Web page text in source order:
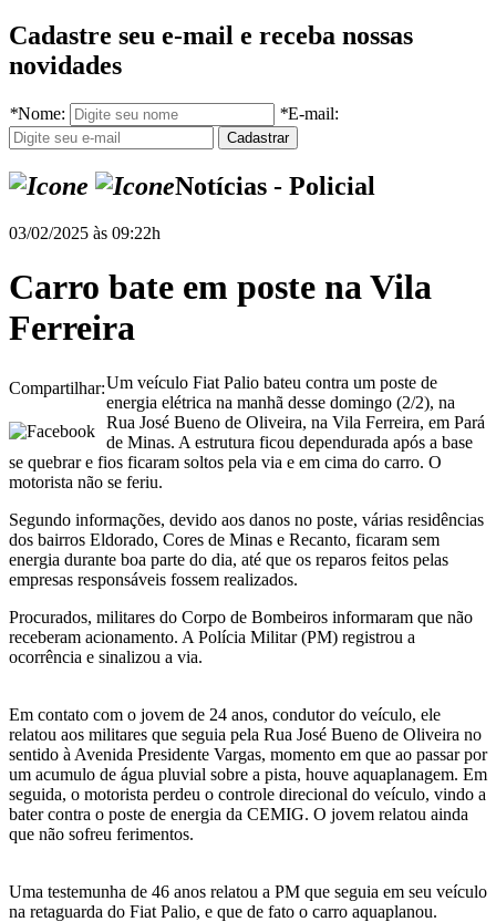
Cadastre seu e-mail e receba nossas
novidades
*Nome: *E-mail:
Notícias - Policial
03/02/2025 às 09:22h
Carro bate em poste na Vila
Ferreira
Compartilhar:Um veículo Fiat Palio bateu contra um poste de
energia elétrica na manhã desse domingo (2/2), na
Rua José Bueno de Oliveira, na Vila Ferreira, em Pará
de Minas. A estrutura ficou dependurada após a base
se quebrar e fios ficaram soltos pela via e em cima do carro. O
motorista não se feriu.
Segundo informações, devido aos danos no poste, várias residências
dos bairros Eldorado, Cores de Minas e Recanto, ficaram sem
energia durante boa parte do dia, até que os reparos feitos pelas
empresas responsáveis fossem realizados.
Procurados, militares do Corpo de Bombeiros informaram que não
receberam acionamento. A Polícia Militar (PM) registrou a
ocorrência e sinalizou a via.
Em contato com o jovem de 24 anos, condutor do veículo, ele
relatou aos militares que seguia pela Rua José Bueno de Oliveira no
sentido à Avenida Presidente Vargas, momento em que ao passar por
um acumulo de água pluvial sobre a pista, houve aquaplanagem. Em
seguida, o motorista perdeu o controle direcional do veículo, vindo a
bater contra o poste de energia da CEMIG. O jovem relatou ainda
que não sofreu ferimentos.
Uma testemunha de 46 anos relatou a PM que seguia em seu veículo
na retaguarda do Fiat Palio, e que de fato o carro aquaplanou.